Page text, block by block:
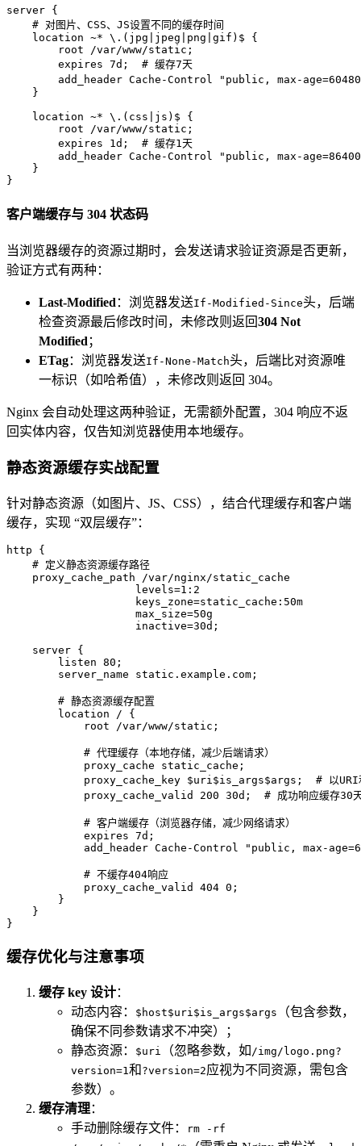
server {
    # 对图片、CSS、JS设置不同的缓存时间
    location ~* \.(jpg|jpeg|png|gif)$ {
        root /var/www/static;
        expires 7d;  # 缓存7天
add_header Cache-Control "public, max-
    }
    location ~* \.(css|js)$ {
        root /var/www/static;
        expires 1d;  # 缓存1天
add_header Cache-Control "public, max-
    }
}
客户端缓存与 304 状态码
当浏览器缓存的资源过期时，会发送请求验证资源是否更新，
验证方式有两种：
Last-Modified ：浏览器发送If-Modified-Since头，后端
检查资源最后修改时间，未修改则返回304 Not
Modified ；
ETag：浏览器发送If-None-Match头，后端比对资源唯
一标识（如哈希值），未修改则返回 304。
Nginx 会自动处理这两种验证，无需额外配置，304 响应不返
回实体内容，仅告知浏览器使用本地缓存。
静态资源缓存实战配置
针对静态资源（如图片、JS、CSS），结合代理缓存和客户端
缓存，实现 “双层缓存”：
http {
    # 定义静态资源缓存路径
    proxy_cache_path /var/nginx/static_cache
                    levels=1:2
                    keys_zone=static_cache:50m
                    max_size=50g
                    inactive=30d;
    server {
        listen 80;
        server_name static.example.com;
        # 静态资源缓存配置
        location / {
            root /var/www/static;
            # 代理缓存（本地存储，减少后端请求）
            proxy_cache static_cache;
proxy_cache_key $uri$is_args$args;  # 以URI
proxy_cache_valid 200 30d;  # 成功响应缓存30
            # 客户端缓存（浏览器存储，减少网络请求）
            expires 7d;
add_header Cache-Control "public, max-
            # 不缓存404响应
            proxy_cache_valid 404 0;
        }
    }
}
缓存优化与注意事项
缓存 key 设计：
动态内容：
$host$uri$is_args$args
（包含参数，
确保不同参数请求不冲突）；
静态资源：
$uri （忽略参数，如 /img/logo.png?
version=1和 ?version=2应视为不同资源，需包含
参数）。
缓存清理：
手动删除缓存文件：
rm -rf